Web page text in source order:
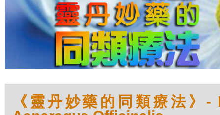
《靈丹妙藥的同類療法》-